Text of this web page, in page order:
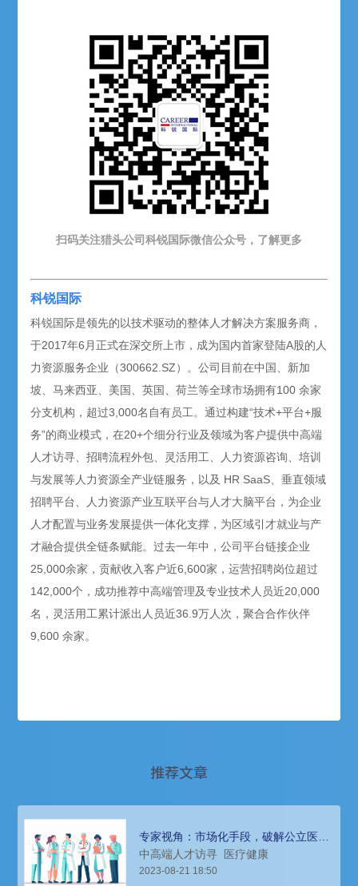
扫码关注猎头公司科锐国际微信公众号，了解更多
科锐国际
科锐国际是领先的以技术驱动的整体人才解决方案服务商，
于2017年6月正式在深交所上市，成为国内首家登陆A股的人
力资源服务企业（300662.SZ）。公司目前在中国、新加
坡、马来西亚、美国、英国、荷兰等全球市场拥有100 余家
分支机构，超过3,000名自有员工。通过构建“技术+平台+服
务”的商业模式，在20+个细分行业及领域为客户提供中高端
人才访寻、招聘流程外包、灵活用工、人力资源咨询、培训
与发展等人力资源全产业链服务，以及 HR SaaS、垂直领域
招聘平台、人力资源产业互联平台与人才大脑平台，为企业
人才配置与业务发展提供一体化支撑，为区域引才就业与产
才融合提供全链条赋能。过去一年中，公司平台链接企业
25,000余家，贡献收入客户近6,600家，运营招聘岗位超过
142,000个，成功推荐中高端管理及专业技术人员近20,000
名，灵活用工累计派出人员近36.9万人次，聚合合作伙伴
9,600 余家。
推荐文章
专家视角：市场化手段，破解公立医院
高层次人才引进难题
中高端人才访寻 医疗健康
2023-08-21 18:50